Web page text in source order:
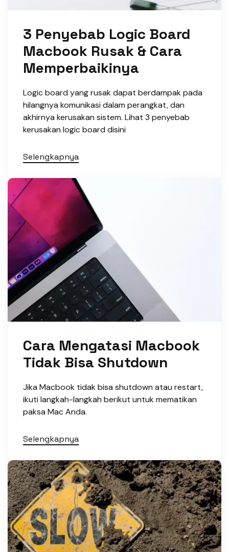
3 Penyebab Logic Board
Macbook Rusak & Cara
Memperbaikinya
Logic board yang rusak dapat berdampak pada
hilangnya komunikasi dalam perangkat, dan
akhirnya kerusakan sistem. Lihat 3 penyebab
kerusakan logic board disini
Selengkapnya
Cara Mengatasi Macbook
Tidak Bisa Shutdown
Jika Macbook tidak bisa shutdown atau restart,
ikuti langkah-langkah berikut untuk mematikan
paksa Mac Anda.
Selengkapnya